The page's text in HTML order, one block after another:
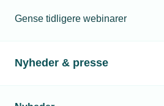
Gense tidligere webinarer
Nyheder & presse
det for din virksomhed
24. jun. 2024